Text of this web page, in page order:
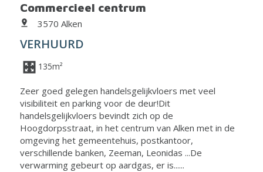
Commercieel centrum
3570 Alken
VERHUURD
135m²
Zeer goed gelegen handelsgelijkvloers met veel
visibiliteit en parking voor de deur!Dit
handelsgelijkvloers bevindt zich op de
Hoogdorpsstraat, in het centrum van Alken met in de
omgeving het gemeentehuis, postkantoor,
verschillende banken, Zeeman, Leonidas ...De
verwarming gebeurt op aardgas, er is......